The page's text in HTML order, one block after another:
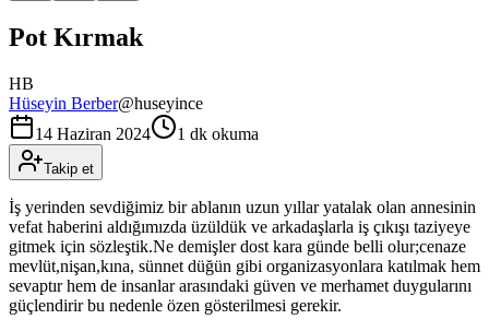
Pot Kırmak
HB
Hüseyin Berber@huseyince
14 Haziran 2024
1 dk okuma
Takip et
İş yerinden sevdiğimiz bir ablanın uzun yıllar yatalak olan annesinin
vefat haberini aldığımızda üzüldük ve arkadaşlarla iş çıkışı taziyeye
gitmek için sözleştik.Ne demişler dost kara günde belli olur;cenaze
mevlüt,nişan,kına, sünnet düğün gibi organizasyonlara katılmak hem
sevaptır hem de insanlar arasındaki güven ve merhamet duygularını
güçlendirir bu nedenle özen gösterilmesi gerekir.